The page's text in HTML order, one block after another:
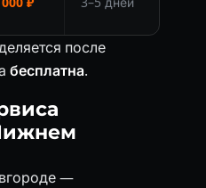
после
бесплатна.
—